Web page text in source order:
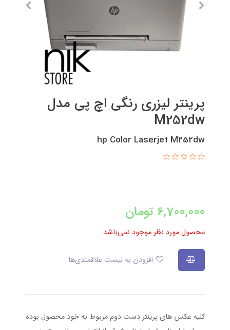
پرینتر لیزری رنگی اچ پی مدل
M252dw
hp Color Laserjet M252dw
6,700,000 تومان
محصول مورد نظر موجود نمی‌باشد.
کلیه عکس های پرینتر دست دوم مربوط به خود محصول بوده